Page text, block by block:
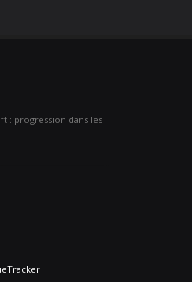
: progression dans les